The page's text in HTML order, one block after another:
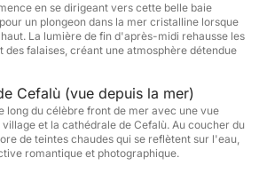
tout le nécessaire pour une
: une boisson de bienvenue à
un apéritif servi au mouillage, une
extérieure, des toilettes, des
et des espaces de détente où
chaque instant à votre guise.
pour un maximum de 12
en se dirigeant vers cette belle baie
un plongeon dans la mer cristalline lorsque
La lumière de fin d'après-midi rehausse les
des falaises, créant une atmosphère détendue
Cefalù (vue depuis la mer)
long du célèbre front de mer avec une vue
et la cathédrale de Cefalù. Au coucher du
de teintes chaudes qui se reflètent sur l'eau,
romantique et photographique.